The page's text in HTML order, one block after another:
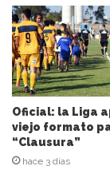
c
o
r
r
e
o
e
l
e
c
Oficial: la Liga
viejo formato
“Clausura”
hace 3 días